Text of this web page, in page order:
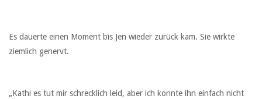
Es dauerte einen Moment bis Jen wieder zurück kam. Sie wirkte
ziemlich genervt.
„Kathi es tut mir schrecklich leid, aber ich konnte ihn einfach nicht